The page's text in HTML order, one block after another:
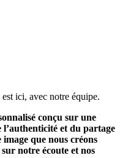
ici, avec notre équipe.
conçu sur une
et du partage
que nous créons
notre écoute et nos